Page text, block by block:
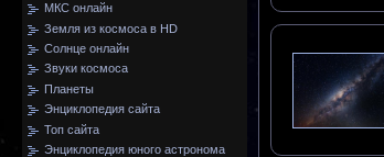
МКС онлайн
Земля из космоса в HD
Солнце онлайн
Звуки космоса
Планеты
Энциклопедия сайта
Топ сайта
Энциклопедия юного астронома